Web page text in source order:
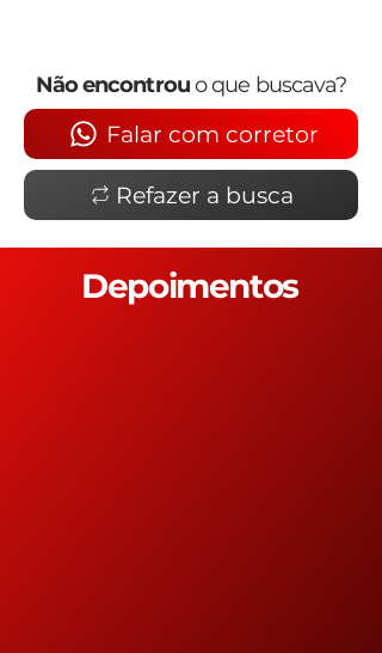
Não encontrouo que buscava?
Falar com corretor
Refazer a busca
Depoimentos